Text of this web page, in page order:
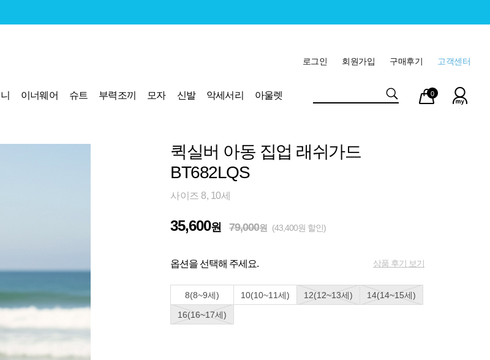
고객센터
구매후기
회원가입
로그인
이너웨어 슈트 부력조끼 모자 신발 악세서리
아울렛
마이
페이
장바
구니
0
퀵실버 아동 집업 래쉬가드
BT682LQS
사이즈 8, 10세
35,600원 79,000원 (43,400원 할인)
옵션을 선택해 주세요. 상품 후기 보기
8(8~9세) 10(10~11세) 12(12~13세)
14(14~15세)
16(16~17세)